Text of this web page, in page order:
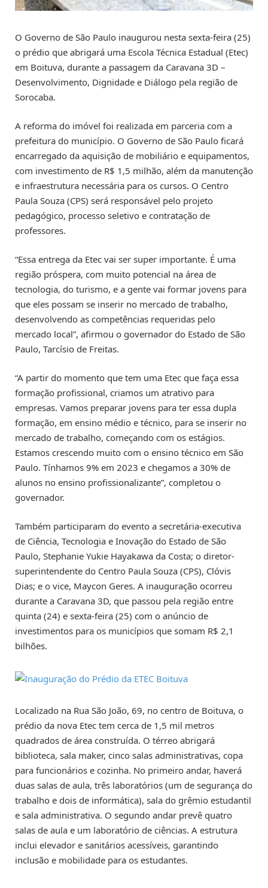
O Governo de São Paulo inaugurou nesta sexta-feira (25)
o prédio que abrigará uma Escola Técnica Estadual (Etec)
em Boituva, durante a passagem da Caravana 3D –
Desenvolvimento, Dignidade e Diálogo pela região de
Sorocaba.
A reforma do imóvel foi realizada em parceria com a
prefeitura do município. O Governo de São Paulo ficará
encarregado da aquisição de mobiliário e equipamentos,
com investimento de R$ 1,5 milhão, além da manutenção
e infraestrutura necessária para os cursos. O Centro
Paula Souza (CPS) será responsável pelo projeto
pedagógico, processo seletivo e contratação de
professores.
“Essa entrega da Etec vai ser super importante. É uma
região próspera, com muito potencial na área de
tecnologia, do turismo, e a gente vai formar jovens para
que eles possam se inserir no mercado de trabalho,
desenvolvendo as competências requeridas pelo
mercado local”, afirmou o governador do Estado de São
Paulo, Tarcísio de Freitas.
“A partir do momento que tem uma Etec que faça essa
formação profissional, criamos um atrativo para
empresas. Vamos preparar jovens para ter essa dupla
formação, em ensino médio e técnico, para se inserir no
mercado de trabalho, começando com os estágios.
Estamos crescendo muito com o ensino técnico em São
Paulo. Tínhamos 9% em 2023 e chegamos a 30% de
alunos no ensino profissionalizante”, completou o
governador.
Também participaram do evento a secretária-executiva
de Ciência, Tecnologia e Inovação do Estado de São
Paulo, Stephanie Yukie Hayakawa da Costa; o diretor-
superintendente do Centro Paula Souza (CPS), Clóvis
Dias; e o vice, Maycon Geres. A inauguração ocorreu
durante a Caravana 3D, que passou pela região entre
quinta (24) e sexta-feira (25) com o anúncio de
investimentos para os municípios que somam R$ 2,1
bilhões.
Localizado na Rua São João, 69, no centro de Boituva, o
prédio da nova Etec tem cerca de 1,5 mil metros
quadrados de área construída. O térreo abrigará
biblioteca, sala maker, cinco salas administrativas, copa
para funcionários e cozinha. No primeiro andar, haverá
duas salas de aula, três laboratórios (um de segurança do
trabalho e dois de informática), sala do grêmio estudantil
e sala administrativa. O segundo andar prevê quatro
salas de aula e um laboratório de ciências. A estrutura
inclui elevador e sanitários acessíveis, garantindo
inclusão e mobilidade para os estudantes.